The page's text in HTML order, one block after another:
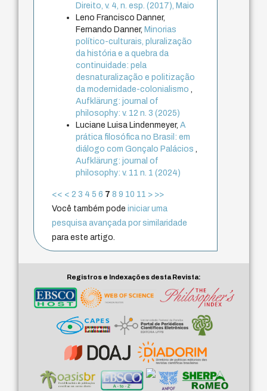
Direito, v. 4, n. esp. (2017), Maio
Leno Francisco Danner,
Fernando Danner, Minorias
político-culturais, pluralização
da história e a quebra da
continuidade: pela
desnaturalização e politização
da modernidade-colonialismo,
Aufklärung: journal of
philosophy: v. 12 n. 3 (2025)
Luciane Luisa Lindenmeyer,A
prática filosófica no Brasil: em
diálogo com Gonçalo Palácios,
Aufklärung: journal of
philosophy: v. 11 n. 1 (2024)
<< < 2 3 4 5 6 7 8 9 10 11 > >>
Você também podeiniciar uma
pesquisa avançada por similaridade
para este artigo.
Registros e Indexações desta Revista: